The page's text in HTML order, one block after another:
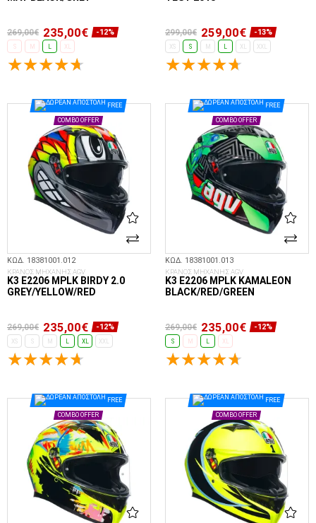
269,00€ 235,00€ -12%
S M XL
299,00€ 259,00€ -13%
XS S XL XXL
FREE
COMBO OFFER
ΚΩΔ. 18381001.012
ΚΡΑΝΟΣ ΜΗΧΑΝΗΣ AGV
K3 E2206 MPLK BIRDY 2.0
GREY/YELLOW/RED
269,00€ 235,00€ -12%
XS S XL XXL
FREE
COMBO OFFER
ΚΩΔ. 18381001.013
ΚΡΑΝΟΣ ΜΗΧΑΝΗΣ AGV
K3 E2206 MPLK KAMALEON
BLACK/RED/GREEN
269,00€ 235,00€ -12%
S M XL
FREE
COMBO OFFER
FREE
COMBO OFFER